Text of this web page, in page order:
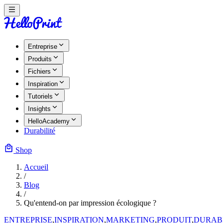
Entreprise
Produits
Fichiers
Inspiration
Tutoriels
Insights
HelloAcademy
Durabilité
Shop
Accueil
/
Blog
/
Qu'entend-on par impression écologique ?
ENTREPRISE,INSPIRATION,MARKETING,PRODUIT,